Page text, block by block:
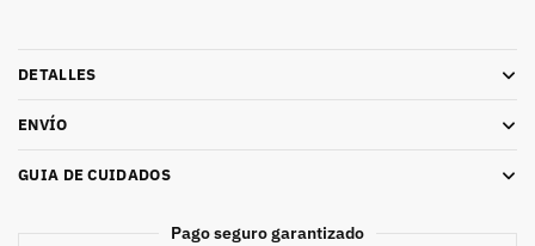
DETALLES
ENVÍO
GUIA DE CUIDADOS
Pago seguro garantizado